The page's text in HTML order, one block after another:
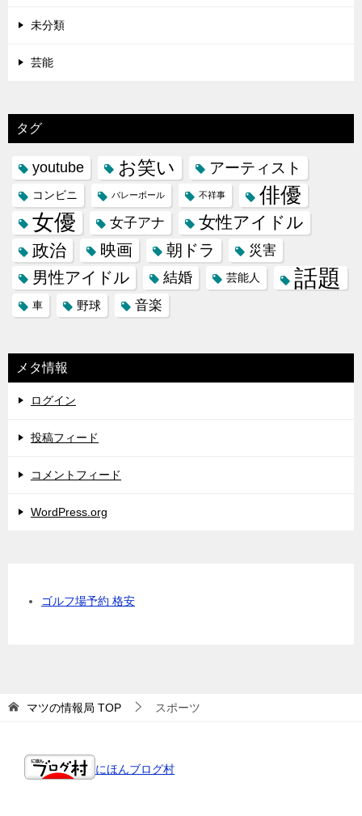
未分類
芸能
タグ
youtube お笑い アーティスト
コンビニ バレーボール 不祥事 俳優
女優 女子アナ 女性アイドル
政治 映画 朝ドラ 災害
男性アイドル 結婚 芸能人 話題
車 野球 音楽
メタ情報
ログイン
投稿フィード
コメントフィード
WordPress.org
ゴルフ場予約 格安
マツの情報局 TOP スポーツ
にほんブログ村